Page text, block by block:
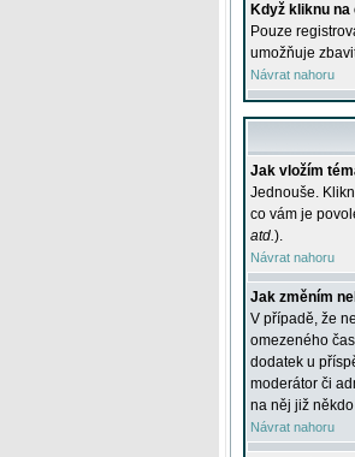
Když kliknu
Pouze
umožňuje
Návrat nahoru
Jak vložím
Jednouše.
co vám je
atd.).
Návrat nahoru
Jak změním
V případě, že
omezeného
dodatek u
moderátor či
na něj již
Návrat nahoru